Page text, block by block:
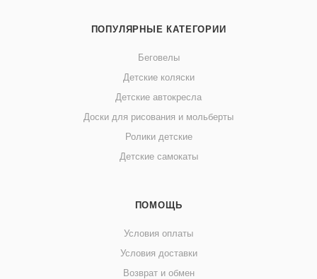
ПОПУЛЯРНЫЕ КАТЕГОРИИ
Беговелы
Детские коляски
Детские автокресла
Доски для рисования и мольберты
Ролики детские
Детские самокаты
ПОМОЩЬ
Условия оплаты
Условия доставки
Возврат и обмен